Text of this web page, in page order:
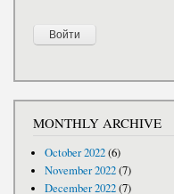
MONTHLY ARCHIVE
October 2022(6)
November 2022(7)
December 2022(7)